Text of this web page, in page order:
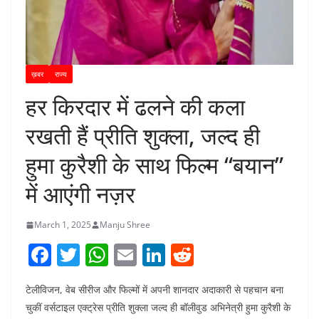
ख़बर राज्य
हर किरदार में ढलने की कला
रखती हैं प्रीति शुक्ला, जल्द ही
हुमा कुरैशी के साथ फिल्म “बयान”
में आएंगी नज़र
March 1, 2025 Manju Shree
F
c
T
w
itt
W
h
at
E
m
ai
Li
n
k d
टेलीविजन, वेब सीरीज और फिल्मों में अपनी शानदार अदाकारी से पहचान बना
चुकीं वर्सटाइल एक्ट्रेस प्रीति शुक्ला जल्द ही बॉलीवुड अभिनेत्री हुमा कुरैशी के